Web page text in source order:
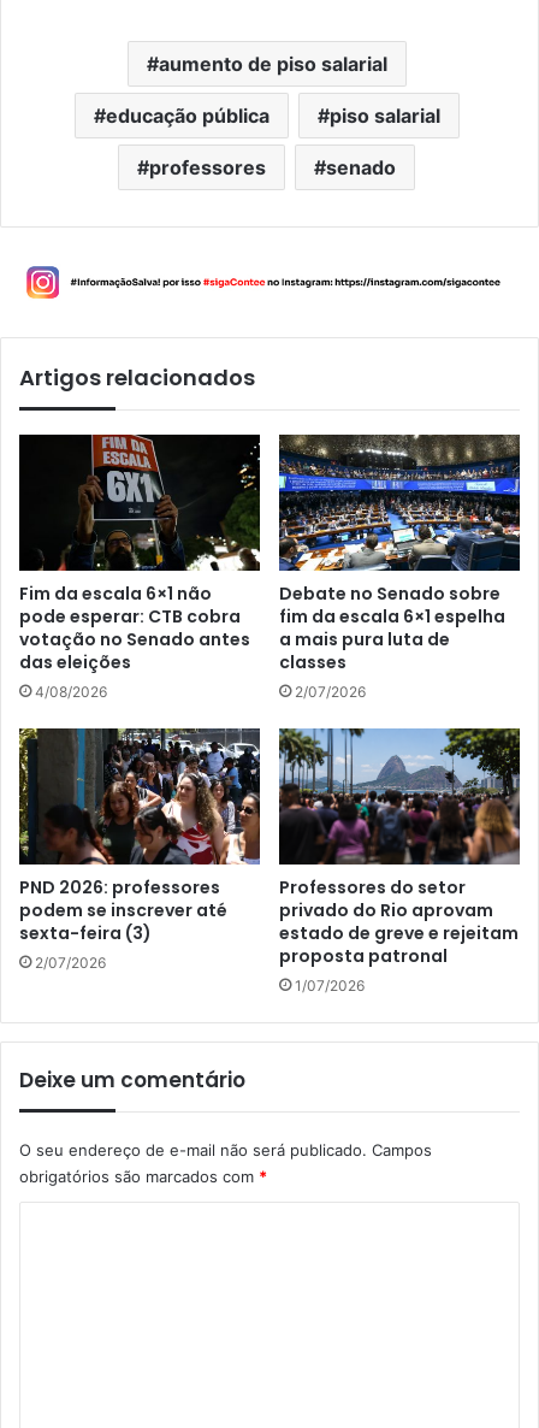
aumento de piso salarial
educação pública piso salarial
professores senado
Artigos relacionados
Fim da escala 6×1 não
pode esperar: CTB cobra
votação no Senado antes
das eleições
4/08/2026
Debate no Senado sobre
fim da escala 6×1 espelha
a mais pura luta de
classes
2/07/2026
PND 2026: professores
podem se inscrever até
sexta-feira (3)
2/07/2026
Professores do setor
privado do Rio aprovam
estado de greve e rejeitam
proposta patronal
1/07/2026
Deixe um comentário
O seu endereço de e-mail não será publicado. Campos
obrigatórios são marcados com *